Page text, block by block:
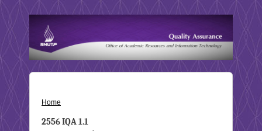
Home
2556 IQA 1.1